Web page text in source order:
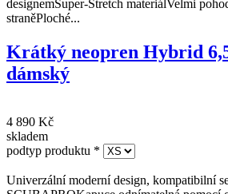
2.5 mm dámský krátký neopren oblek s
straněPloché...
Krátký neopren Hybrid
4 890 Kč
podtyp produktu*